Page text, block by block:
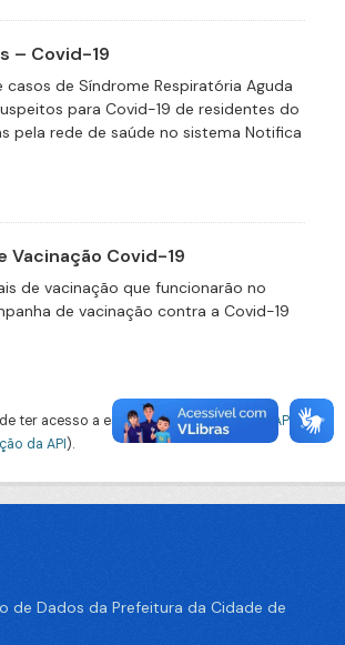
– Covid-19
de Síndrome Respiratória Aguda
para Covid-19 de residentes do
pela rede de saúde no sistema Notifica
Vacinação Covid-19
de vacinação que funcionarão no
de vacinação contra a Covid-19
ter acesso a esses registros usando a
API
da API).
de Dados da Prefeitura da Cidade de